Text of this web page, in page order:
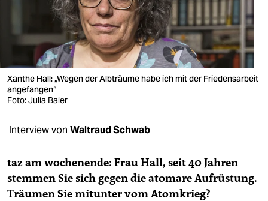
wahrheit
verlag
verlag
veranstaltungen
unterstützen
abo
Xanthe Hall: „Wegen der Albträume habe ich mit der Friedensarbeit
angefangen“
Foto: Julia Baier
Interview von Waltraud Schwab
taz am wochenende: Frau Hall, seit 40 Jahren
stemmen Sie sich gegen die atomare Aufrüstung.
Träumen Sie mitunter vom Atomkrieg?